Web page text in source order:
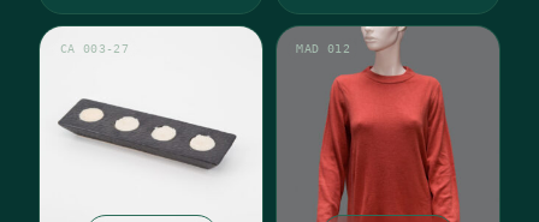
CA 003-27 MAD 012